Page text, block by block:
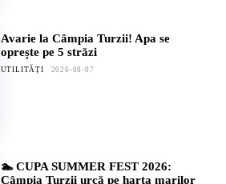
Avarie la Câmpia Turzii! Apa se
oprește pe 5 străzi
UTILITĂȚI 2026-08-07
🏊 CUPA SUMMER FEST 2026:
Câmpia Turzii urcă pe harta marilor